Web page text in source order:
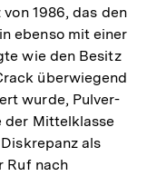
1986, das den
ebenso mit einer
wie den Besitz
überwiegend
wurde, Pulver-
der Mittelklasse
als
Ruf nach